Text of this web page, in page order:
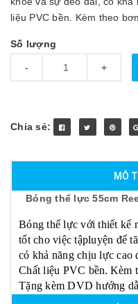
liệu PVC bền. Kèm theo
Số lượng
- +
Chia sẻ:
MÔ
Bóng thể lực 55cm
Bóng thể lực với thiết kế
tốt cho việctậpluyện để
có khả năngchịu lực cao
Chất liệu PVC bền. Kèm
Tặng kèm DVD hướng